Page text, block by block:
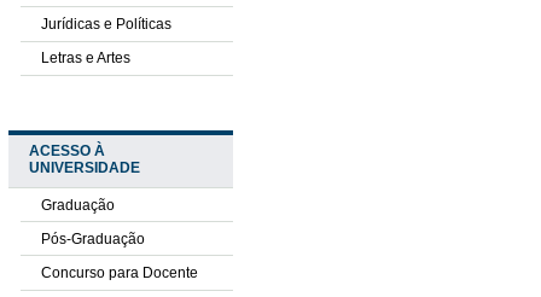
Jurídicas e Políticas
Letras e Artes
ACESSO À
UNIVERSIDADE
Graduação
Pós-Graduação
Concurso para Docente